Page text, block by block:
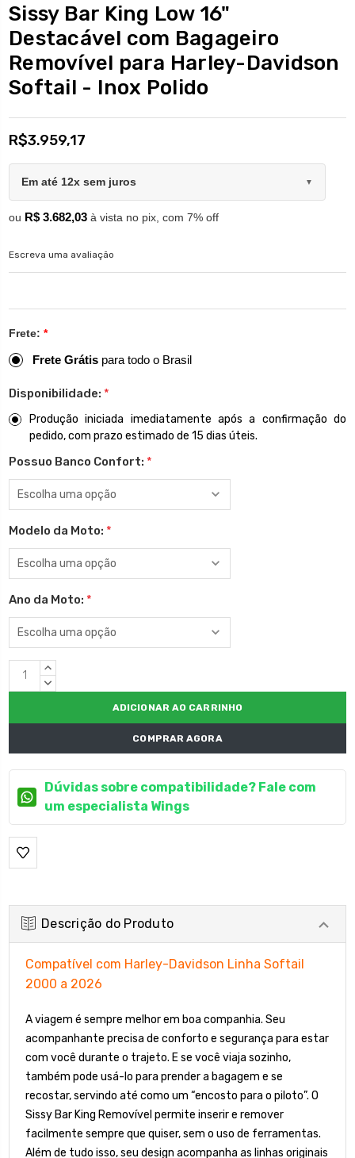
Sissy Bar King Low 16"
Destacável com Bagageiro
Removível para Harley-Davidson
Softail - Inox Polido
R$3.959,17
Em até 12x sem juros ▼
ou R$ 3.682,03 à vista no pix, com 7% off
Escreva uma avaliação
Frete: *
Frete Grátis para todo o Brasil
Disponibilidade: *
Produção iniciada imediatamente após a confirmação do
pedido, com prazo estimado de 15 dias úteis.
Possuo Banco Confort: *
Modelo da Moto: *
Ano da Moto: *
EstoqueQUANTIDADE
CRESCENTE:
QUANTIDADE
COMPRAR AGORA
Dúvidas sobre compatibilidade? Fale com
um especialista Wings
Descrição do Produto
Compatível com Harley-Davidson Linha Softail
2000 a 2026
A viagem é sempre melhor em boa companhia. Seu
acompanhante precisa de conforto e segurança para estar
com você durante o trajeto. E se você viaja sozinho,
também pode usá-lo para prender a bagagem e se
recostar, servindo até como um “encosto para o piloto”. O
Sissy Bar King Removível permite inserir e remover
facilmente sempre que quiser, sem o uso de ferramentas.
Além de tudo isso, seu design acompanha as linhas originais